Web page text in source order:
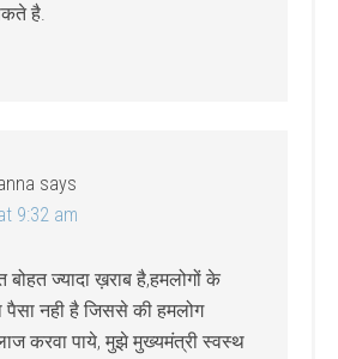
है.
says
9:32 am
बोहत ज्यादा ख़राब है,हमलोगों के
पैसा नही है जिससे की हमलोग
करवा पाये, मुझे मुख्यमंत्री स्वस्थ